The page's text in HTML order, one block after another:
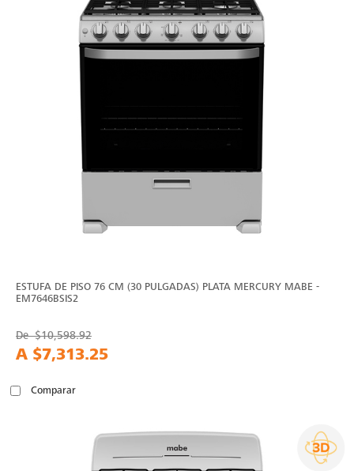
ESTUFA DE PISO 76 CM (30 PULGADAS) PLATA MERCURY MABE -
EM7646BSIS2
De$10,598.92
A $7,313.25
Comparar